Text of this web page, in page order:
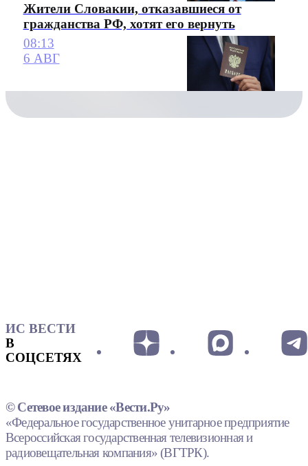
Жители Словакии, отказавшиеся от
гражданства РФ, хотят его вернуть
08:13
6 АВГ
ИС ВЕСТИ
В
СОЦСЕТЯХ
© Сетевое издание «Вести.Ру»
«Федеральное государственное унитарное предприятие
Всероссийская государственная телевизионная и
радиовещательная компания» (ВГТРК).